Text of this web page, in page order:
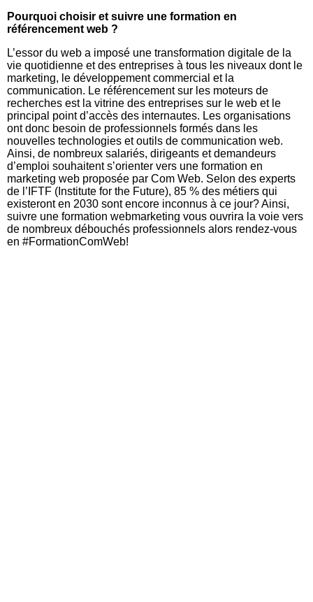
Pourquoi choisir et suivre une formation en
référencement web ?
L’essor du web a imposé une transformation digitale de la
vie quotidienne et des entreprises à tous les niveaux dont le
marketing, le développement commercial et la
communication. Le référencement sur les moteurs de
recherches est la vitrine des entreprises sur le web et le
principal point d’accès des internautes. Les organisations
ont donc besoin de professionnels formés dans les
nouvelles technologies et outils de communication web.
Ainsi, de nombreux salariés, dirigeants et demandeurs
d’emploi souhaitent s’orienter vers une formation en
marketing web proposée par Com Web. Selon des experts
de l’IFTF (Institute for the Future), 85 % des métiers qui
existeront en 2030 sont encore inconnus à ce jour? Ainsi,
suivre une formation webmarketing vous ouvrira la voie vers
de nombreux débouchés professionnels alors rendez-vous
en #FormationComWeb!